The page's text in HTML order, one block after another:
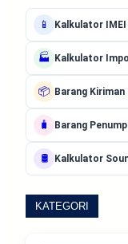
📱 Kalkulator IMEI
🏭 Kalkulator
📦 Barang Kiriman
🧳 Barang
🛢️ Kalkulator
KATEGORI